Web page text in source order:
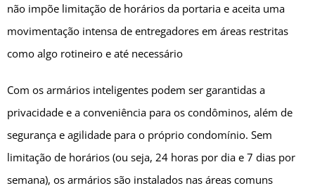
não impõe limitação de horários da portaria e aceita uma
movimentação intensa de entregadores em áreas restritas
como algo rotineiro e até necessário
Com os armários inteligentes podem ser garantidas a
privacidade e a conveniência para os condôminos, além de
segurança e agilidade para o próprio condomínio. Sem
limitação de horários (ou seja, 24 horas por dia e 7 dias por
semana), os armários são instalados nas áreas comuns